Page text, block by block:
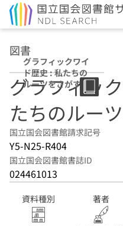
図書
グラフィックワイ
ド歴史 : 私たちの
ルーツをさがす旅
グラフィッ
たちのルー
国立国会図書館請求記号
Y5-N25-R404
国立国会図書館書誌ID
024461013
資料種別 著者